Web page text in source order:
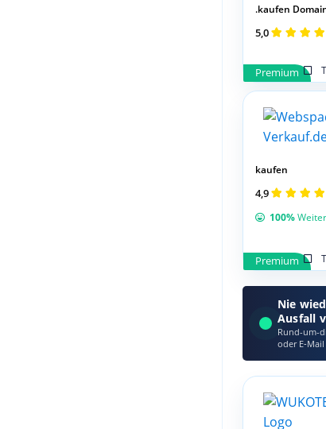
Premium
.kaufen
5,0
Premium
kaufen
4,9
100%
Nie
Ausfall
Rund-um-
oder